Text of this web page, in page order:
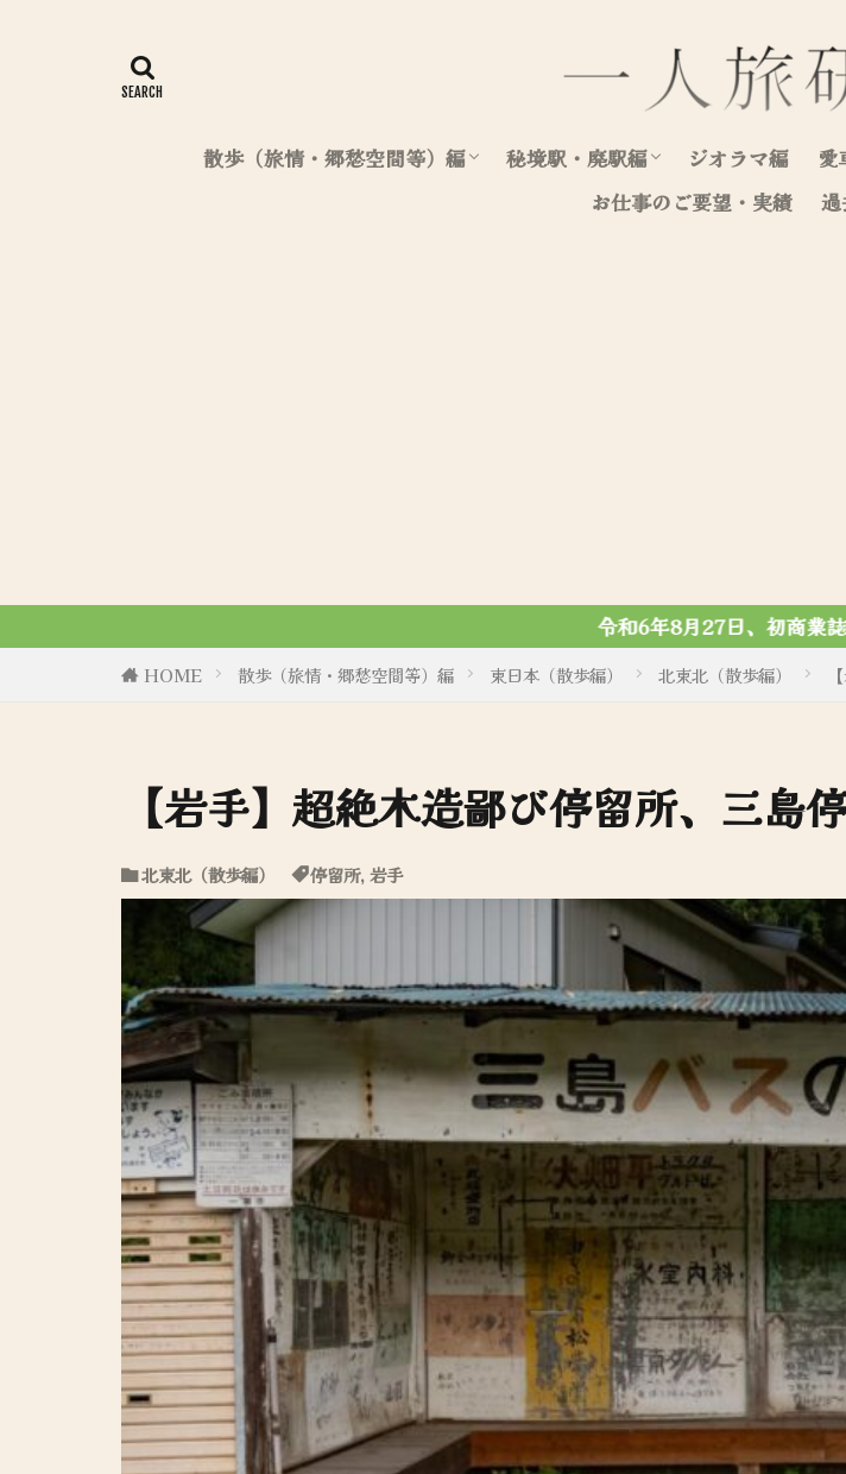
散歩（旅情・郷愁空間等）編 秘境駅・廃駅編
北海道（駅編）
東日本（駅編）
西日本（駅編）
ジオラマ編 愛
お仕事のご要望・実績
令和6年8月27日、初商業誌「一人旅研究会 ノスタルジック写真
HOME 散歩（旅情・郷愁空間等）編 東日本（散歩編） 北東北（散歩編）
【岩手】超絶木造鄙び停留所、三島
北東北（散歩編） 停留所, 岩手